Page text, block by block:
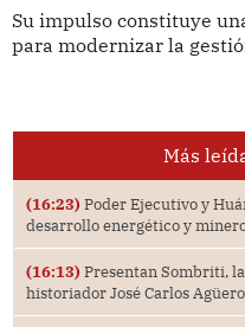
Su impulso constituye
para modernizar la
Más
(16:23) Poder Ejecutivo y
desarrollo energético y
(16:13) Presentan Sombriti,
historiador José Carlos Agüero